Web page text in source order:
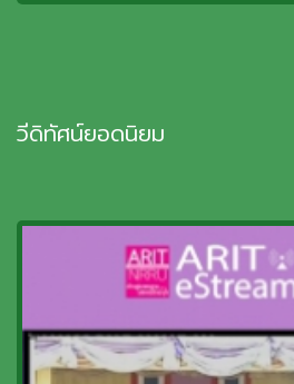
วีดิทัศน์ยอดนิยม